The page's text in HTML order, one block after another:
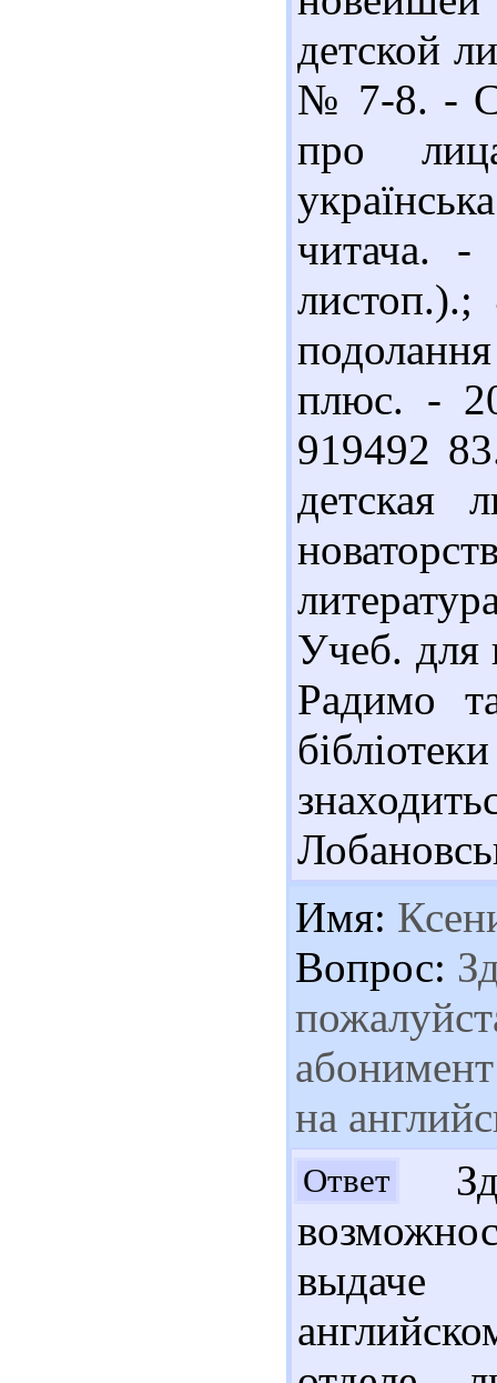
детской
№ 7-8. -
про
читача.
листоп.).;
плюс. -
919492
детская
Учеб. для
Радимо
Имя:
Вопрос:
на
Ответ
выдаче